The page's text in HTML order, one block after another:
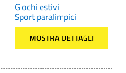
Giochi estivi
Sport paralimpici
MOSTRA DETTAGLI